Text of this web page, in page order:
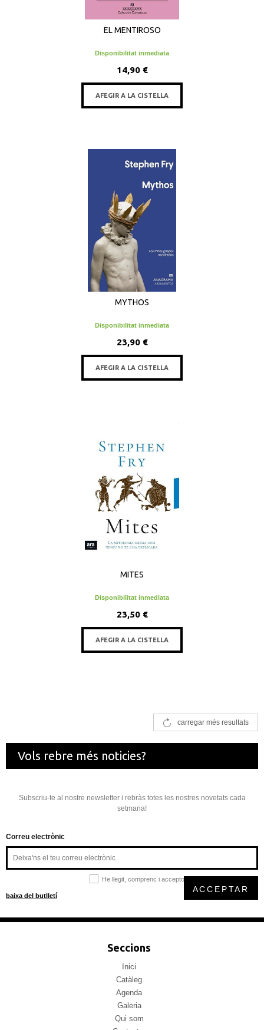
EL MENTIROSO
Disponibilitat inmediata
14,90 €
AFEGIR A LA CISTELLA
MYTHOS
Disponibilitat inmediata
23,90 €
AFEGIR A LA CISTELLA
MITES
Disponibilitat inmediata
23,50 €
AFEGIR A LA CISTELLA
carregar més resultats
Vols rebre més noticies?
Subscriu-te al nostre newsletter i rebràs totes les nostres novetats cada
setmana!
Correu electrònic
He llegit, comprenc i accepto la
baixa del butlletí
ACCEPTAR
Seccions
Inici
Catàleg
Agenda
Galeria
Qui som